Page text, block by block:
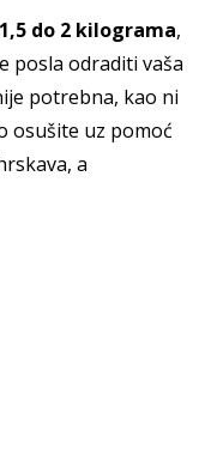
do 2 kilograma,
posla odraditi vaša
potrebna, kao ni
osušite uz pomoć
a